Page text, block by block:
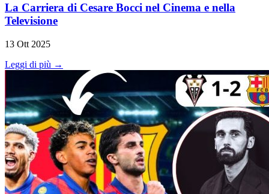
La Carriera di Cesare Bocci nel Cinema e nella
Televisione
13 Ott 2025
Leggi di più →